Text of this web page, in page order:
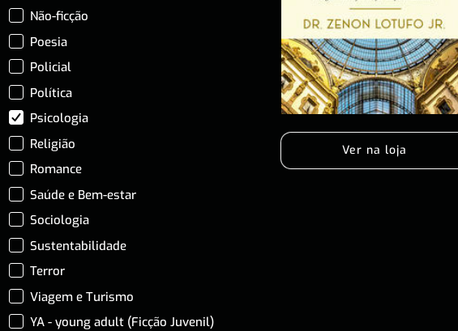
Não-ficção
Poesia
Policial
Política
Psicologia
Religião
Romance
Saúde e Bem-estar
Sociologia
Sustentabilidade
Terror
Viagem e Turismo
YA - young adult (Ficção Juvenil)
Ver na loja